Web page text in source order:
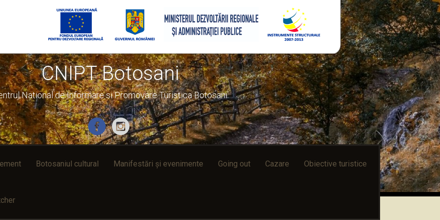
CNIPT Botosani
National de Informare si Promovare Turistica Botosani
Botosaniul cultural Manifestări și evenimente Going out Cazare Obiective turistice